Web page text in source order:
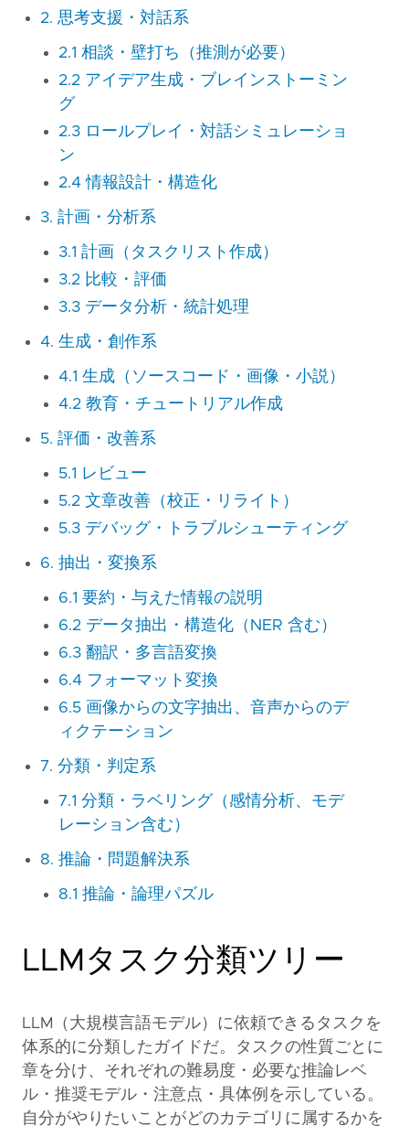
2. 思考支援・対話系
2.1 相談・壁打ち（推測が必要）
2.2 アイデア生成・ブレインストーミン
グ
2.3 ロールプレイ・対話シミュレーショ
ン
2.4 情報設計・構造化
3. 計画・分析系
3.1 計画（タスクリスト作成）
3.2 比較・評価
3.3 データ分析・統計処理
4. 生成・創作系
4.1 生成（ソースコード・画像・小説）
4.2 教育・チュートリアル作成
5. 評価・改善系
5.1 レビュー
5.2 文章改善（校正・リライト）
5.3 デバッグ・トラブルシューティング
6. 抽出・変換系
6.1 要約・与えた情報の説明
6.2 データ抽出・構造化（NER 含む）
6.3 翻訳・多言語変換
6.4 フォーマット変換
6.5 画像からの文字抽出、音声からのデ
ィクテーション
7. 分類・判定系
7.1 分類・ラベリング（感情分析、モデ
レーション含む）
8. 推論・問題解決系
8.1 推論・論理パズル
LLMタスク分類ツリー
LLM（大規模言語モデル）に依頼できるタスクを
体系的に分類したガイドだ。タスクの性質ごとに
章を分け、それぞれの難易度・必要な推論レベ
ル・推奨モデル・注意点・具体例を示している。
自分がやりたいことがどのカテゴリに属するかを